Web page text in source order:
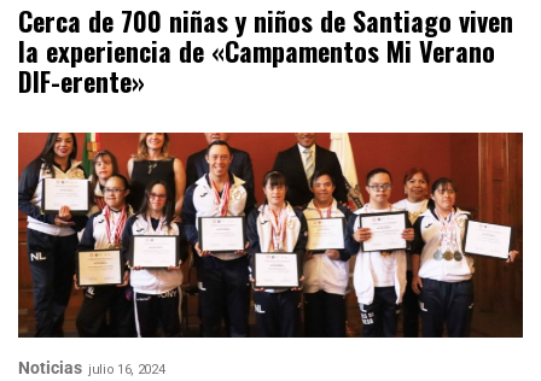
Cerca de 700 niñas y niños de Santiago viven
la experiencia de «Campamentos Mi Verano
DIF-erente»
Noticias julio 16, 2024